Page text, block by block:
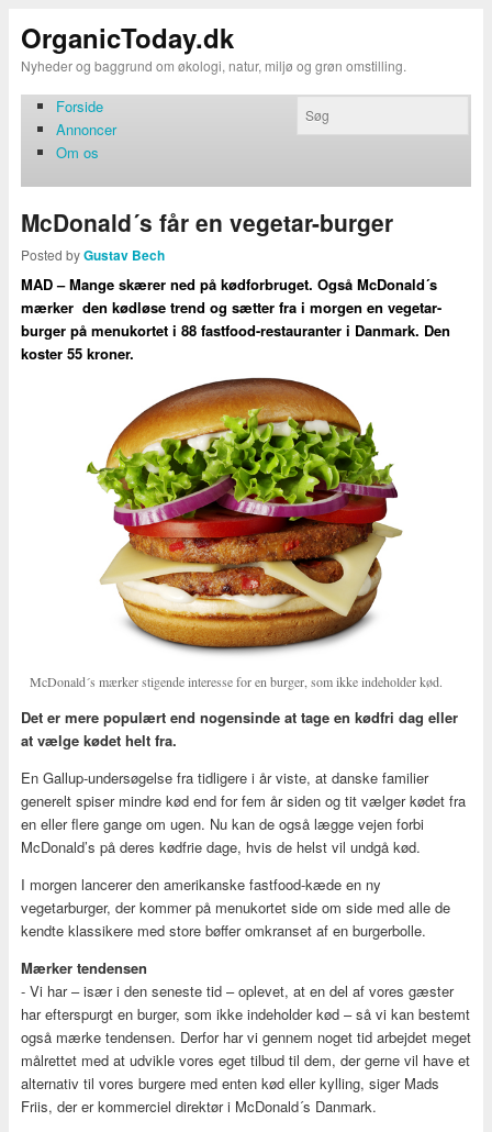
OrganicToday.dk
Nyheder og baggrund om økologi, natur, miljø og grøn omstilling.
Forside
Annoncer
Om os
McDonald´s får en vegetar-burger
Posted byGustav Bech
MAD – Mange skærer ned på kødforbruget. Også McDonald´s
mærker den kødløse trend og sætter fra i morgen en vegetar-
burger på menukortet i 88 fastfood-restauranter i Danmark. Den
koster 55 kroner.
McDonald´s mærker stigende interesse for en burger, som ikke indeholder kød.
Det er mere populært end nogensinde at tage en kødfri dag eller
at vælge kødet helt fra.
En Gallup-undersøgelse fra tidligere i år viste, at danske familier
generelt spiser mindre kød end for fem år siden og tit vælger kødet fra
en eller flere gange om ugen. Nu kan de også lægge vejen forbi
McDonald’s på deres kødfrie dage, hvis de helst vil undgå kød.
I morgen lancerer den amerikanske fastfood-kæde en ny
vegetarburger, der kommer på menukortet side om side med alle de
kendte klassikere med store bøffer omkranset af en burgerbolle.
Mærker tendensen
- Vi har – især i den seneste tid – oplevet, at en del af vores gæster
har efterspurgt en burger, som ikke indeholder kød – så vi kan bestemt
også mærke tendensen. Derfor har vi gennem noget tid arbejdet meget
målrettet med at udvikle vores eget tilbud til dem, der gerne vil have et
alternativ til vores burgere med enten kød eller kylling, siger Mads
Friis, der er kommerciel direktør i McDonald´s Danmark.